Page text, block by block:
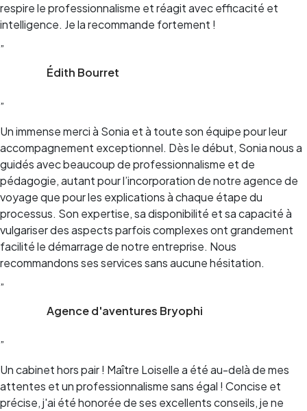
respire le professionnalisme et réagit avec efficacité et
intelligence. Je la recommande fortement !
”
Édith Bourret
”
Un immense merci à Sonia et à toute son équipe pour leur
accompagnement exceptionnel. Dès le début, Sonia nous a
guidés avec beaucoup de professionnalisme et de
pédagogie, autant pour l’incorporation de notre agence de
voyage que pour les explications à chaque étape du
processus. Son expertise, sa disponibilité et sa capacité à
vulgariser des aspects parfois complexes ont grandement
facilité le démarrage de notre entreprise. Nous
recommandons ses services sans aucune hésitation.
”
Agence d'aventures Bryophi
”
Un cabinet hors pair ! Maître Loiselle a été au-delà de mes
attentes et un professionnalisme sans égal ! Concise et
précise, j'ai été honorée de ses excellents conseils, je ne